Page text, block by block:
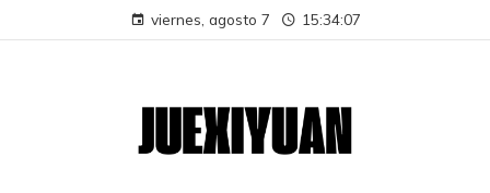
viernes, agosto 7 15:34:07